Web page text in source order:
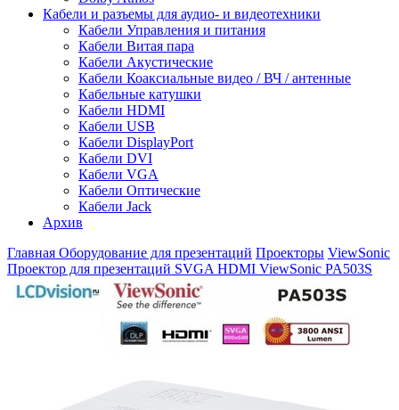
Кабели и разъемы для аудио- и видеотехники
Кабели Управления и питания
Кабели Витая пара
Кабели Акустические
Кабели Коаксиальные видео / ВЧ / антенные
Кабельные катушки
Кабели HDMI
Кабели USB
Кабели DisplayPort
Кабели DVI
Кабели VGA
Кабели Оптические
Кабели Jack
Архив
Главная Оборудование для презентаций Проекторы ViewSonic
Проектор для презентаций SVGA HDMI ViewSonic PA503S